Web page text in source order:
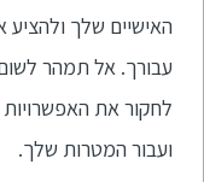
האישיים שלך
עבורך. אל תמהר
לחקור את האפשרויות
ועבור המטרות שלך.